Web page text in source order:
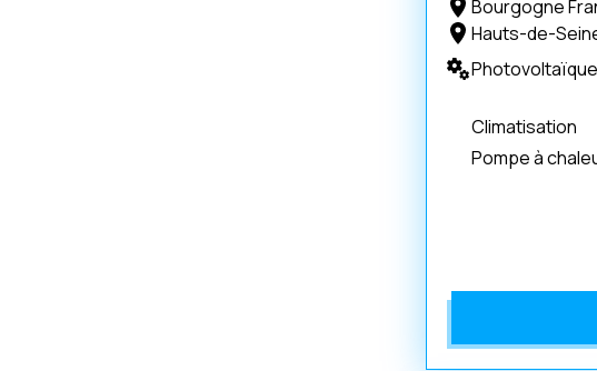
Bourgogne
Hauts-de-
Photovoltaïque
Climatisation
Pompe à